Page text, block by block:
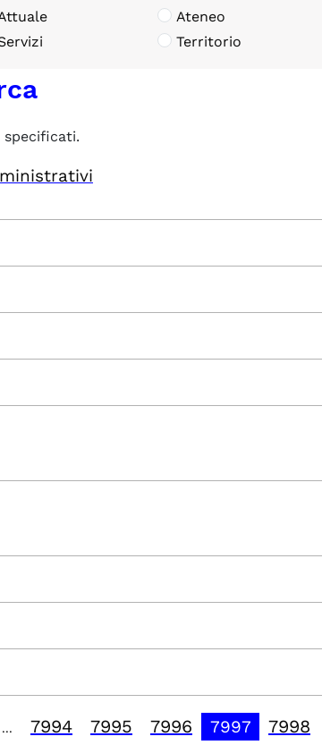
Ateneo
Territorio
7994 7995 7996 7997 7998